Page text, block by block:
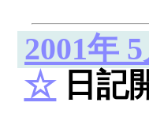
2001年
☆日記